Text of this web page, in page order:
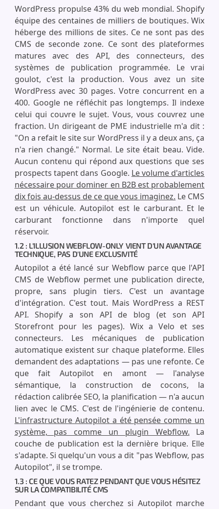
WordPress propulse 43% du web mondial. Shopify
équipe des centaines de milliers de boutiques. Wix
héberge des millions de sites. Ce ne sont pas des
CMS de seconde zone. Ce sont des plateformes
matures avec des API, des connecteurs, des
systèmes de publication programmée. Le vrai
goulot, c'est la production. Vous avez un site
WordPress avec 30 pages. Votre concurrent en a
400. Google ne réfléchit pas longtemps. Il indexe
celui qui couvre le sujet. Vous, vous couvrez une
fraction. Un dirigeant de PME industrielle m'a dit :
"On a refait le site sur WordPress il y a deux ans, ça
n'a rien changé." Normal. Le site était beau. Vide.
Aucun contenu qui répond aux questions que ses
prospects tapent dans Google. Le volume d'articles
nécessaire pour dominer en B2B est probablement
dix fois au-dessus de ce que vous imaginez. Le CMS
est un véhicule. Autopilot est le carburant. Et le
carburant fonctionne dans n'importe quel
réservoir.
1.2 : L'ILLUSION WEBFLOW-ONLY VIENT D'UN AVANTAGE
TECHNIQUE, PAS D'UNE EXCLUSIVITÉ
Autopilot a été lancé sur Webflow parce que l'API
CMS de Webflow permet une publication directe,
propre, sans plugin tiers. C'est un avantage
d'intégration. C'est tout. Mais WordPress a REST
API. Shopify a son API de blog (et son API
Storefront pour les pages). Wix a Velo et ses
connecteurs. Les mécaniques de publication
automatique existent sur chaque plateforme. Elles
demandent des adaptations — pas une refonte. Ce
que fait Autopilot en amont — l'analyse
sémantique, la construction de cocons, la
rédaction calibrée SEO, la planification — n'a aucun
lien avec le CMS. C'est de l'ingénierie de contenu.
L'infrastructure Autopilot a été pensée comme un
système, pas comme un plugin Webflow. La
couche de publication est la dernière brique. Elle
s'adapte. Si quelqu'un vous a dit "pas Webflow, pas
Autopilot", il se trompe.
1.3 : CE QUE VOUS RATEZ PENDANT QUE VOUS HÉSITEZ
SUR LA COMPATIBILITÉ CMS
Pendant que vous cherchez si Autopilot marche